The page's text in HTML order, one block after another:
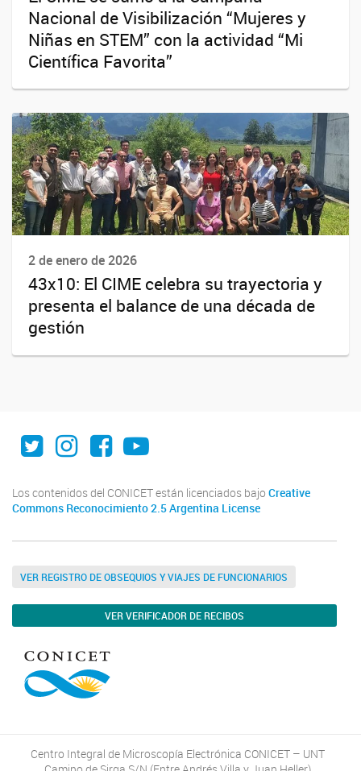
Nacional de Visibilización “Mujeres y
Niñas en STEM” con la actividad “Mi
Científica Favorita”
2 de enero de 2026
43x10: El CIME celebra su trayectoria y
presenta el balance de una década de
gestión
Twitter
Instagram
Facebook
Youtube
Los contenidos del CONICET están licenciados bajo Creative
Commons Reconocimiento 2.5 Argentina License
VER REGISTRO DE OBSEQUIOS Y VIAJES DE FUNCIONARIOS
VER VERIFICADOR DE RECIBOS
Centro Integral de Microscopía Electrónica CONICET – UNT